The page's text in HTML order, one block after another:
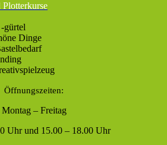
gürtel
Dinge
Öffnungszeiten:
Montag – Freitag
Uhr und 15.00 – 18.00 Uhr